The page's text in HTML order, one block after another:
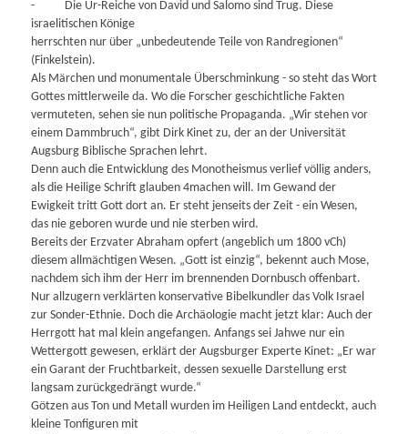
- Die Ur-Reiche von David und Salomo sind Trug. Diese
israelitischen Könige
herrschten nur über „unbedeutende Teile von Randregionen“
(Finkelstein).
Als Märchen und monumentale Überschminkung - so steht das Wort
Gottes mittlerweile da. Wo die Forscher geschichtliche Fakten
vermuteten, sehen sie nun politische Propaganda. „Wir stehen vor
einem Dammbruch“, gibt Dirk Kinet zu, der an der Universität
Augsburg Biblische Sprachen lehrt.
Denn auch die Entwicklung des Monotheismus verlief völlig anders,
als die Heilige Schrift glauben 4machen will. Im Gewand der
Ewigkeit tritt Gott dort an. Er steht jenseits der Zeit - ein Wesen,
das nie geboren wurde und nie sterben wird.
Bereits der Erzvater Abraham opfert (angeblich um 1800 vCh)
diesem allmächtigen Wesen. „Gott ist einzig“, bekennt auch Mose,
nachdem sich ihm der Herr im brennenden Dornbusch offenbart.
Nur allzugern verklärten konservative Bibelkundler das Volk Israel
zur Sonder-Ethnie. Doch die Archäologie macht jetzt klar: Auch der
Herrgott hat mal klein angefangen. Anfangs sei Jahwe nur ein
Wettergott gewesen, erklärt der Augsburger Experte Kinet: „Er war
ein Garant der Fruchtbarkeit, dessen sexuelle Darstellung erst
langsam zurückgedrängt wurde.“
Götzen aus Ton und Metall wurden im Heiligen Land entdeckt, auch
kleine Tonfiguren mit